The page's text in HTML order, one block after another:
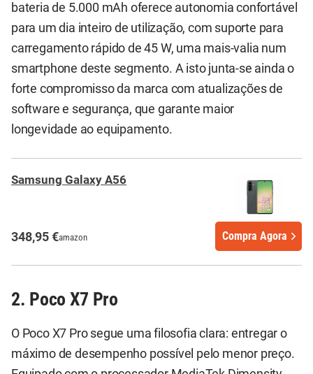
bateria de 5.000 mAh oferece autonomia confortável
para um dia inteiro de utilização, com suporte para
carregamento rápido de 45 W, uma mais-valia num
smartphone deste segmento. A isto junta-se ainda o
forte compromisso da marca com atualizações de
software e segurança, que garante maior
longevidade ao equipamento.
Samsung Galaxy A56
348,95 €amazon Compra Agora
2. Poco X7 Pro
O Poco X7 Pro segue uma filosofia clara: entregar o
máximo de desempenho possível pelo menor preço.